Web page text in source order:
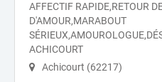
AFFECTIF RAPIDE,RETOUR
D'AMOUR,MARABOUT
ACHICOURT
Achicourt (62217)